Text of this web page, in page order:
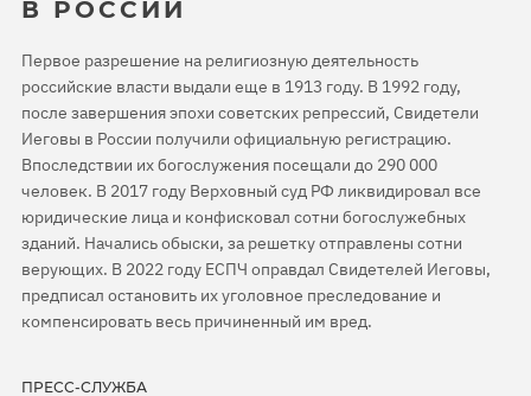
В РОССИИ
Первое разрешение на религиозную деятельность
российские власти выдали еще в 1913 году. В 1992 году,
после завершения эпохи советских репрессий, Свидетели
Иеговы в России получили официальную регистрацию.
Впоследствии их богослужения посещали до 290 000
человек. В 2017 году Верховный суд РФ ликвидировал все
юридические лица и конфисковал сотни богослужебных
зданий. Начались обыски, за решетку отправлены сотни
верующих. В 2022 году ЕСПЧ оправдал Свидетелей Иеговы,
предписал остановить их уголовное преследование и
компенсировать весь причиненный им вред.
ПРЕСС-СЛУЖБА